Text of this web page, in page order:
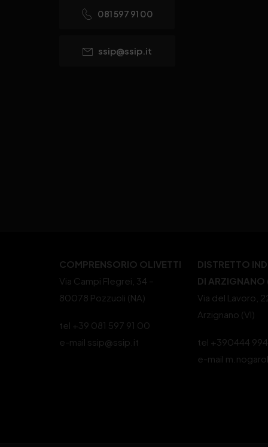
081 597 91 00
ssip@ssip.it
COMPRENSORIO OLIVETTI
Via Campi Flegrei, 34 –
80078 Pozzuoli (NA)
tel +39 081 597 91 00
e-mail ssip@ssip.it
DISTRETTO
DI ARZIGNANO
Via del Lavoro,
Arzignano (VI)
tel +390444
e-mail